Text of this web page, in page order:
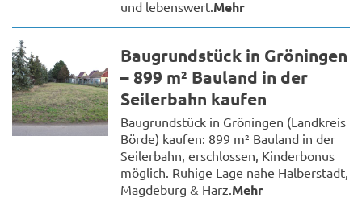
und lebenswert. Mehr
Baugrundstück in Gröningen
– 899 m² Bauland in der
Seilerbahn kaufen
Baugrundstück in Gröningen (Landkreis
Börde) kaufen: 899 m² Bauland in der
Seilerbahn, erschlossen, Kinderbonus
möglich. Ruhige Lage nahe Halberstadt,
Magdeburg & Harz. Mehr